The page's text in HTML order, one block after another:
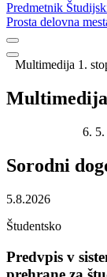
Predmetnik
Prosta delovna
Multimedija 1.
6.
Sorodni
5.8.2026
Študentsko
Predvpis v